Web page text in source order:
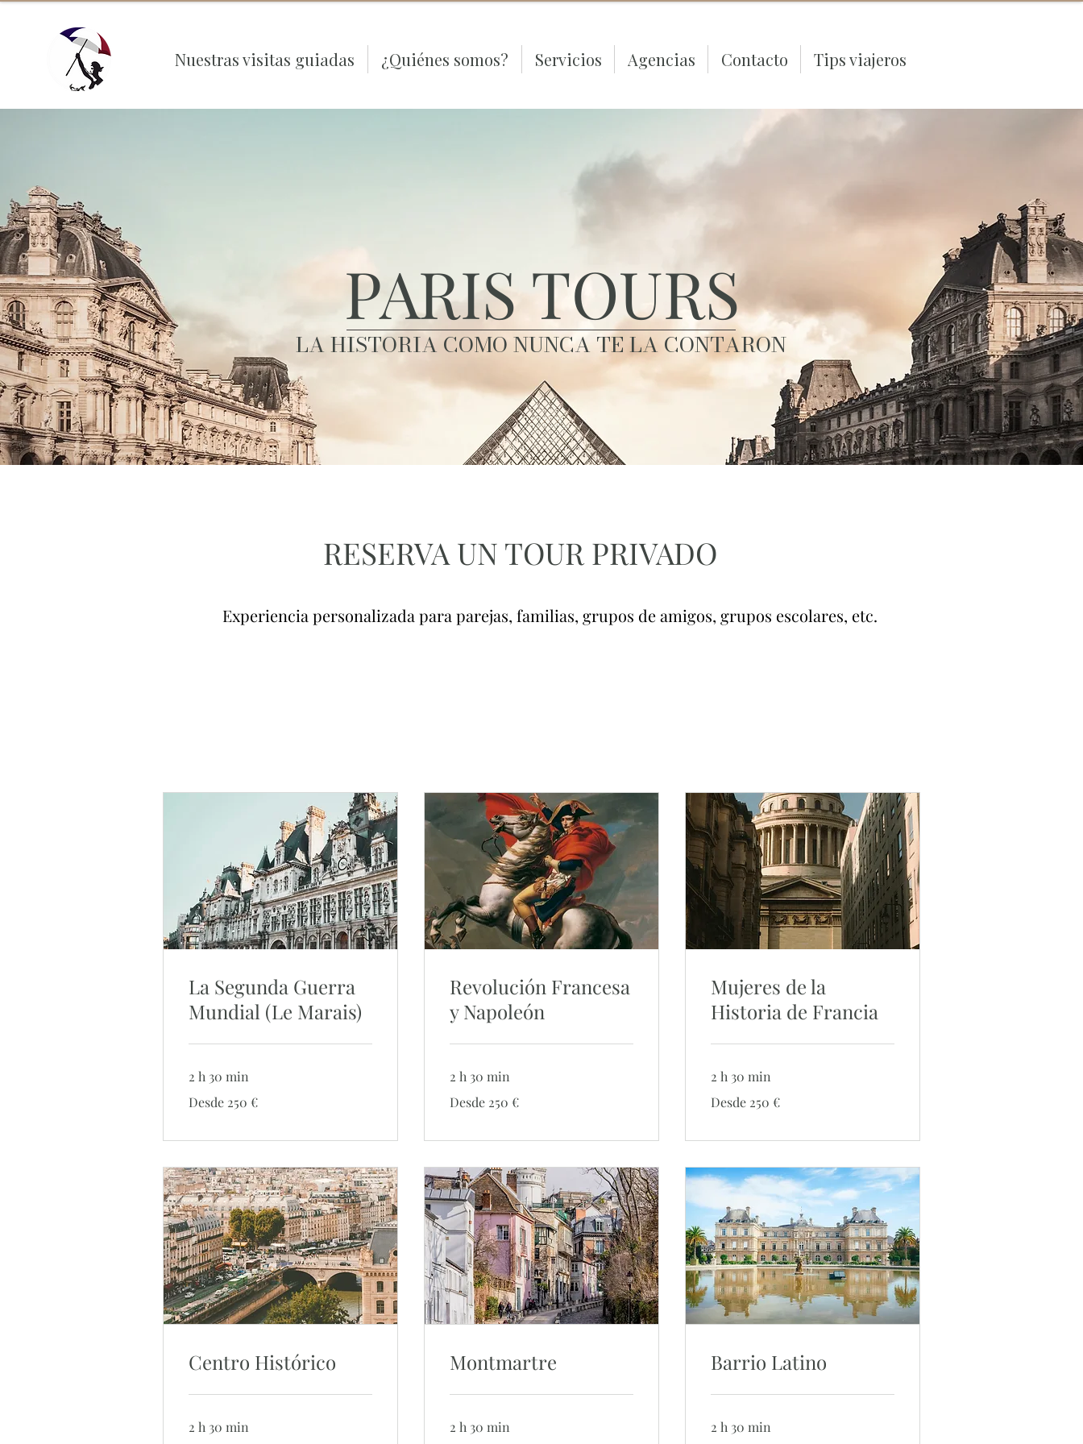
Nuestras visitas guiadas ¿Quiénes somos? Servicios Agencias Contacto Tips viajeros
PARIS TOURS
LA HISTORIA COMO NUNCA TE LA CONTARON
RESERVA UN TOUR PRIVADO
Experiencia personalizada para parejas, familias, grupos de amigos, grupos escolares, etc.
La Segunda Guerra
Mundial (Le Marais)
2 h 30 min
250
Desde 250 €
Revolución Francesa
y Napoleón
2 h 30 min
250
Desde 250 €
Mujeres de la
Historia de Francia
2 h 30 min
250
Desde 250 €
Centro Histórico
2 h 30 min
Montmartre
2 h 30 min
Barrio Latino
2 h 30 min